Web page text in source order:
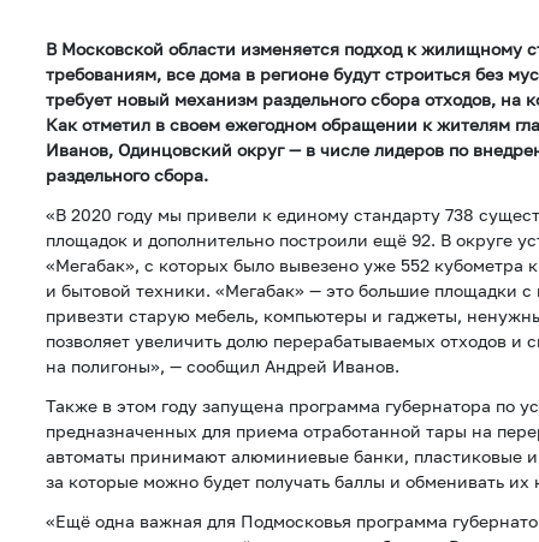
В Московской области изменяется подход к жилищному
требованиям, все дома в регионе будут строиться без
требует новый механизм раздельного сбора отходов, на
Как отметил в своем ежегодном обращении к жителям
Иванов, Одинцовский округ — в числе лидеров по
раздельного сбора.
«В 2020 году мы привели к единому стандарту 738
площадок и дополнительно построили ещё 92. В округе
«Мегабак», с которых было вывезено уже 552 кубометра
и бытовой техники. «Мегабак» — это большие площадки
привезти старую мебель, компьютеры и гаджеты,
позволяет увеличить долю перерабатываемых отходов и
на полигоны», — сообщил Андрей Иванов.
Также в этом году запущена программа губернатора по
предназначенных для приема отработанной тары на
автоматы принимают алюминиевые банки, пластиковые
за которые можно будет получать баллы и обменивать
«Ещё одна важная для Подмосковья программа